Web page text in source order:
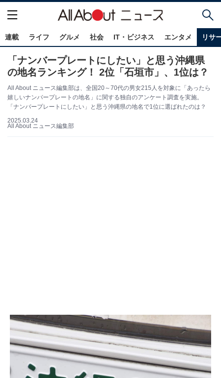
連載 ライフ グルメ 社会 IT・ビジネス エンタメ リサ
「ナンバープレートにしたい」と思う沖縄県
の地名ランキング！ 2位「石垣市」、1位は？
All About ニュース編集部は、全国20～70代の男女215人を対象に「あったら
嬉しいナンバープレートの地名」に関する独自のアンケート調査を実施。
「ナンバープレートにしたい」と思う沖縄県の地名で1位に選ばれたのは？
2025.03.24
All About ニュース編集部